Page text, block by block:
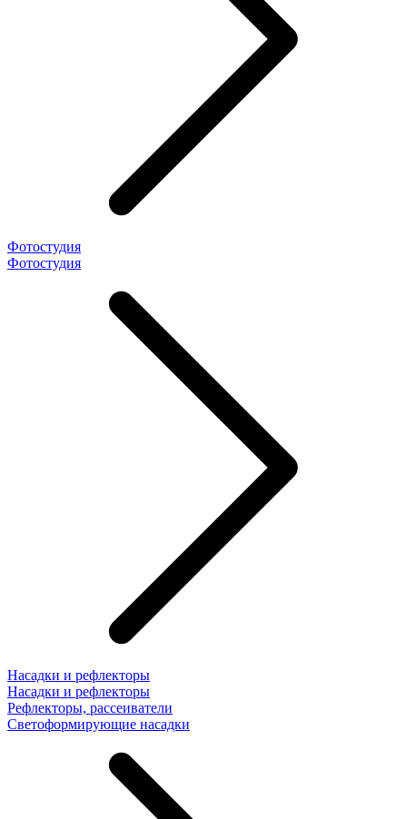
Фотостудия
Фотостудия
Насадки и рефлекторы
Насадки и рефлекторы
Рефлекторы, рассеиватели
Светоформирующие насадки